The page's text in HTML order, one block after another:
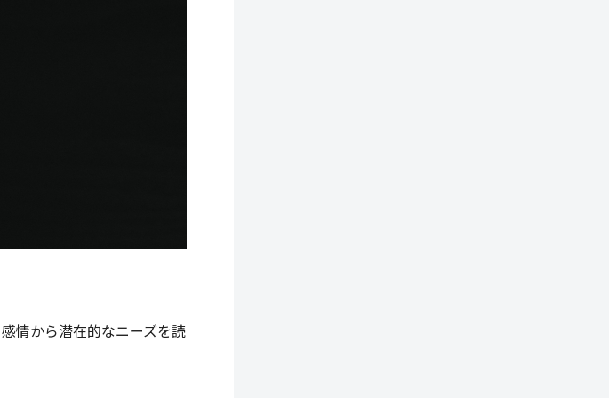
情から潜在的なニーズを読